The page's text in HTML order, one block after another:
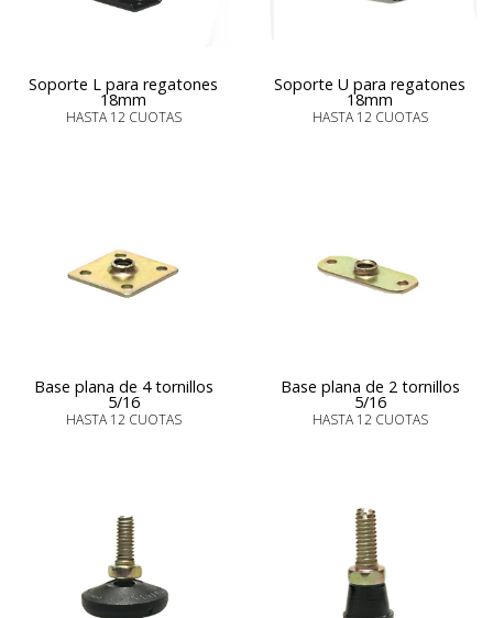
Soporte L para regatones
18mm
HASTA 12 CUOTAS
Soporte U para regatones
18mm
HASTA 12 CUOTAS
Base plana de 4 tornillos
5/16
HASTA 12 CUOTAS
Base plana de 2 tornillos
5/16
HASTA 12 CUOTAS